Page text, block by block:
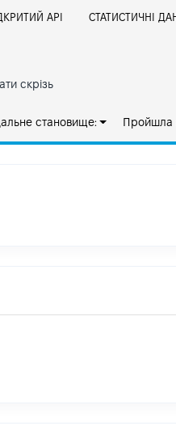
АРІ СТАТИСТИЧНІ
скрізь
становище: Пройшла